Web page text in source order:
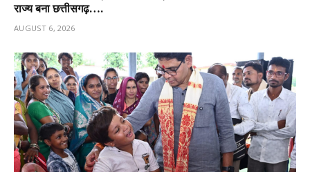
राज्य बना छत्तीसगढ़….
AUGUST 6, 2026